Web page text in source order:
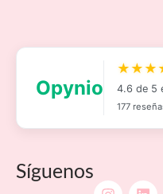
Síguenos